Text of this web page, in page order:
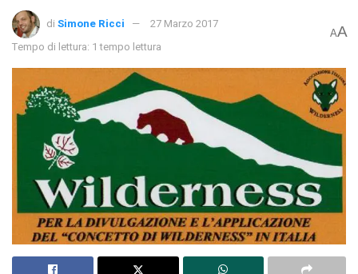
di Simone Ricci
27 Marzo 2017
Tempo di lettura: 1 tempo lettura
AA